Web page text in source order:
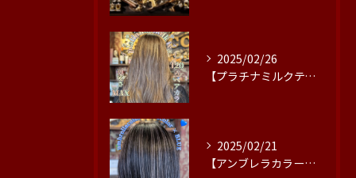
2025/02/26
【プラチナミルクティー🤎】
2025/02/21
【アンブレラカラー×エンドカラー×ブルー】